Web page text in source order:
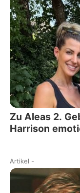
Zu Aleas 2.
Harrison
Artikel -